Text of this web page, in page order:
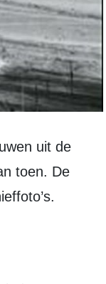
uit de
toen. De